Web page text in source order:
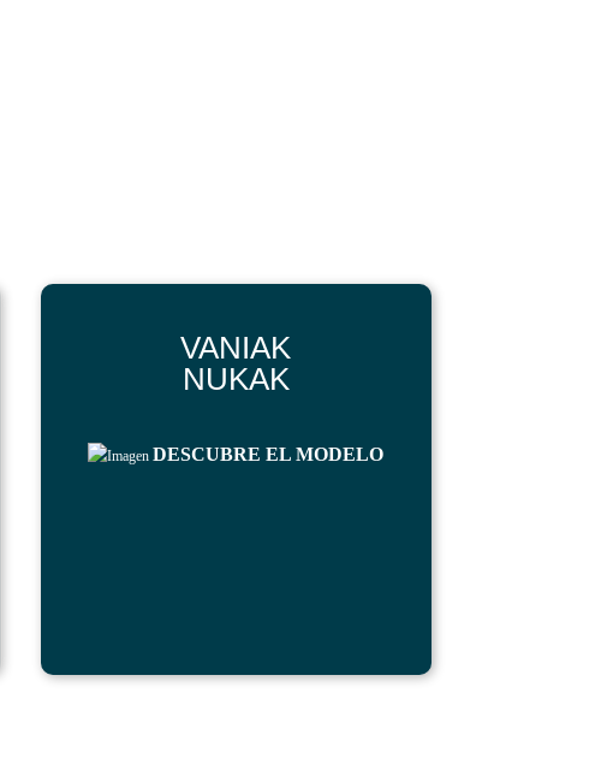
VANIAK
NUKAK
DESCUBRE EL MODELO